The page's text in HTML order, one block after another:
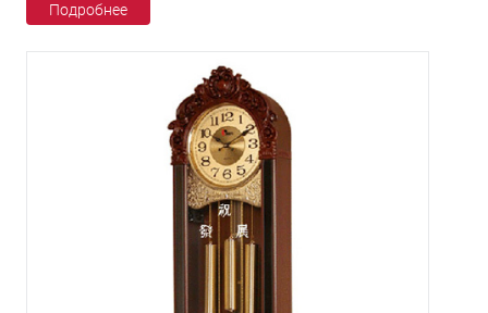
Подробнее